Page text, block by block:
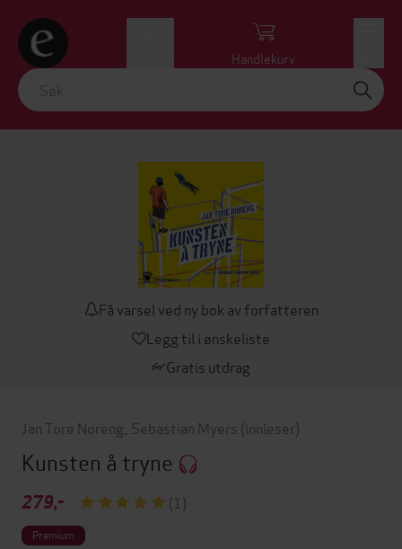
Handlekurv
Få varsel ved ny bok av forfatteren
Legg til i ønskeliste
Gratis utdrag
Jan Tore Noreng Sebastian Myers (innleser)
Kunsten å tryne
279,- (1)
Premium